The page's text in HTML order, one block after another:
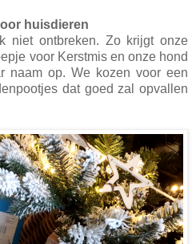
huisdieren
niet ontbreken. Zo krijgt onze
voor Kerstmis en onze hond
naam op. We kozen voor een
dat goed zal opvallen